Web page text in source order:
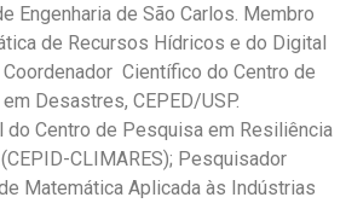
Engenharia de São Carlos. Membro
de Recursos Hídricos e do Digital
Científico do Centro de
Desastres, CEPED/USP.
Centro de Pesquisa em Resiliência
CLIMARES); Pesquisador
Matemática Aplicada às Indústrias